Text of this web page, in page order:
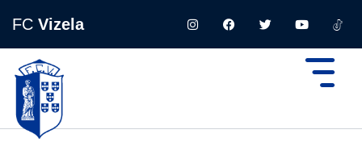
FC Vizela